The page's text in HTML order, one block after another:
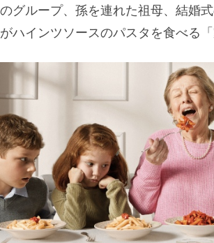
グループ、孫を連れた祖母、結婚
ハインツソースのパスタを食べる「